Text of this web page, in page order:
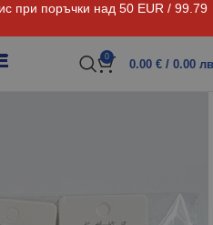
при поръчки над 50 EUR / 99.79
0
0.00 € / 0.00